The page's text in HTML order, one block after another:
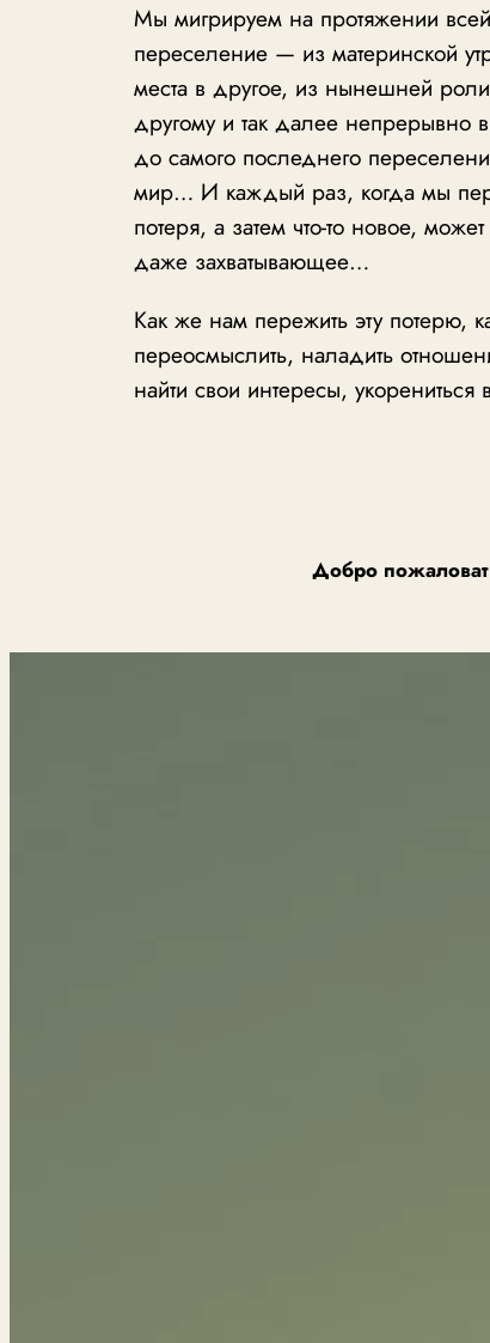
Мы мигрируем на протяжении
переселение — из материнской
места в другое, из нынешней
другому и так далее непрерывно
до самого последнего
мир… И каждый раз, когда мы
потеря, а затем что-то новое,
даже захватывающее…
Как же нам пережить эту потерю,
переосмыслить, наладить
найти свои интересы,
Добро